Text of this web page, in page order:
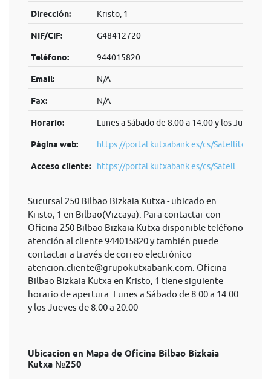
Dirección: Kristo, 1
NIF/CIF: G48412720
Teléfono: 944015820
Email: N/A
Fax: N/A
Horario: Lunes a Sábado de 8:00 a 14:00 y los Jueves
Página web: https://portal.kutxabank.es/cs/Satellite/
Acceso cliente: https://portal.kutxabank.es/cs/Satell...
Sucursal 250 Bilbao Bizkaia Kutxa - ubicado en
Kristo, 1 en Bilbao(Vizcaya). Para contactar con
Oficina 250 Bilbao Bizkaia Kutxa disponible teléfono
atención al cliente 944015820 y también puede
contactar a través de correo electrónico
atencion.cliente@grupokutxabank.com . Oficina
Bilbao Bizkaia Kutxa en Kristo, 1 tiene siguiente
horario de apertura. Lunes a Sábado de 8:00 a 14:00
y los Jueves de 8:00 a 20:00
Ubicacion en Mapa de Oficina Bilbao Bizkaia
Kutxa №250